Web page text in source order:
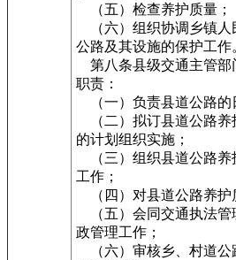
（五）检查养护质量；
（六）组织协调乡镇人
公路及其设施的保护工作
第八条县级交通主管部
职责：
（一）负责县道公路的
（二）拟订县道公路养
的计划组织实施；
（三）组织县道公路养
工作；
（四）对县道公路养护
（五）会同交通执法管
政管理工作；
（六）审核乡、村道公